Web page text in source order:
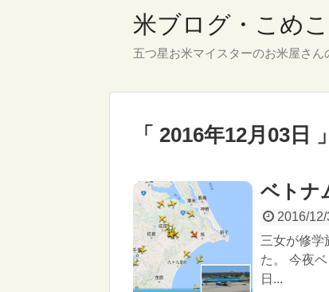
米ブログ・こめ
五つ星お米マイスターのお米屋さん
「 2016年12月03日
ベトナ
2016/12/
三女が修学
た。 今夜
日...